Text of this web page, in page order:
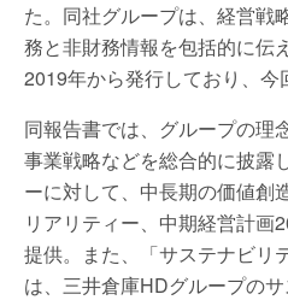
た。同社グループは、経営戦
務と非財務情報を包括的に伝
2019年から発行しており、今
同報告書では、グループの理
事業戦略などを総合的に披露
ーに対して、中長期の価値創
リアリティー、中期経営計画
提供。また、「サステナビリ
は、三井倉庫HDグループの